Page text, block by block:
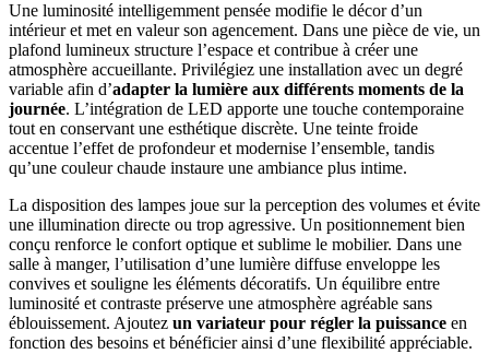
Une luminosité intelligemment pensée modifie le décor d’un
intérieur et met en valeur son agencement. Dans une pièce de vie, un
plafond lumineux structure l’espace et contribue à créer une
atmosphère accueillante. Privilégiez une installation avec un degré
variable afin d’adapter la lumière aux différents moments de la
journée. L’intégration de LED apporte une touche contemporaine
tout en conservant une esthétique discrète. Une teinte froide
accentue l’effet de profondeur et modernise l’ensemble, tandis
qu’une couleur chaude instaure une ambiance plus intime.
La disposition des lampes joue sur la perception des volumes et évite
une illumination directe ou trop agressive. Un positionnement bien
conçu renforce le confort optique et sublime le mobilier. Dans une
salle à manger, l’utilisation d’une lumière diffuse enveloppe les
convives et souligne les éléments décoratifs. Un équilibre entre
luminosité et contraste préserve une atmosphère agréable sans
éblouissement. Ajoutez un variateur pour régler la puissance en
fonction des besoins et bénéficier ainsi d’une flexibilité appréciable.